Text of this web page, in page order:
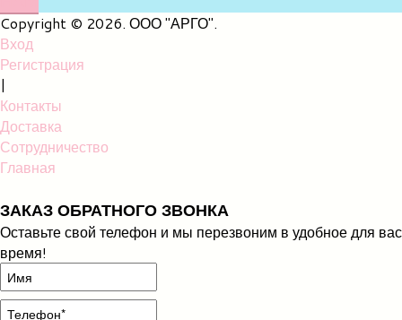
Copyright © 2026. ООО "АРГО".
Вход
Регистрация
|
Контакты
Доставка
Сотрудничество
Главная
ЗАКАЗ ОБРАТНОГО ЗВОНКА
Оставьте свой телефон и мы перезвоним в удобное для вас
время!